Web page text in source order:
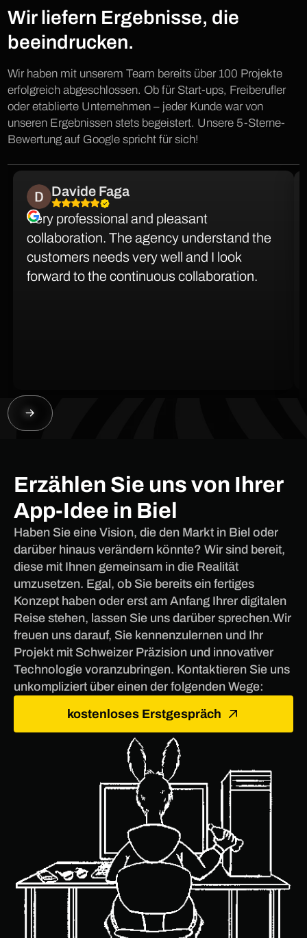
Wir liefern Ergebnisse, die
beeindrucken.
Wir haben mit unserem Team bereits über 100 Projekte
erfolgreich abgeschlossen. Ob für Start-ups, Freiberufler
oder etablierte Unternehmen – jeder Kunde war von
unseren Ergebnissen stets begeistert. Unsere 5-Sterne-
Bewertung auf Google spricht für sich!
Davide Faga
Very professional and pleasant
collaboration. The agency understand the
customers needs very well and I look
forward to the continuous collaboration.
Erzählen Sie uns von Ihrer
App-Idee in Biel
Haben Sie eine Vision, die den Markt in Biel oder
darüber hinaus verändern könnte? Wir sind bereit,
diese mit Ihnen gemeinsam in die Realität
umzusetzen. Egal, ob Sie bereits ein fertiges
Konzept haben oder erst am Anfang Ihrer digitalen
Reise stehen, lassen Sie uns darüber sprechen.Wir
freuen uns darauf, Sie kennenzulernen und Ihr
Projekt mit Schweizer Präzision und innovativer
Technologie voranzubringen. Kontaktieren Sie uns
unkompliziert über einen der folgenden Wege:
kostenloses Erstgespräch